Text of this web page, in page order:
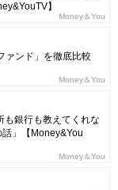
】
Money＆You
ァンド」を徹底比較
Money＆You
も銀行も教えてくれな
」【Money&You
Money＆You